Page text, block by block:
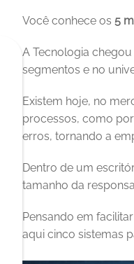
Você conhece os 5
A Tecnologia
segmentos e no
Existem hoje, no
processos, como
erros, tornando a
Dentro de um
tamanho da
Pensando em
aqui cinco sistemas